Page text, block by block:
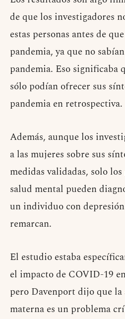
de que los investigadores
estas personas antes de
pandemia, ya que no
pandemia. Eso significaba
sólo podían ofrecer sus
pandemia en retrospectiva.
Además, aunque los
a las mujeres sobre sus
medidas validadas, solo
salud mental pueden
un individuo con
remarcan.
El estudio estaba
el impacto de COVID-19
pero Davenport dijo que
materna es un problema